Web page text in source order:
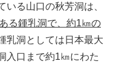
いる山口の秋芳洞は、
る鍾乳洞で、約1㎞の
乳洞としては日本最大
入口まで約1㎞にわた